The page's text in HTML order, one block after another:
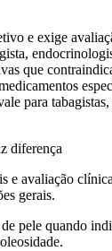
e exige
que
para
diferença
e avaliação
gerais.
de pele quando